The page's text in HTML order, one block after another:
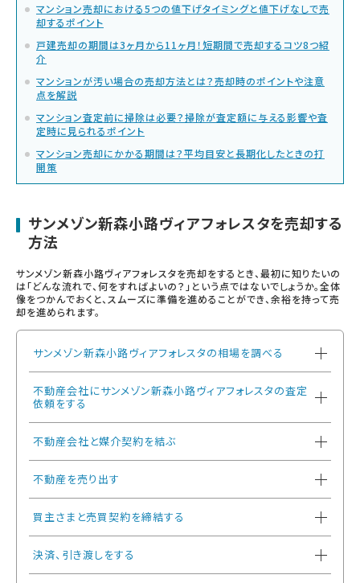
マンション売却における5つの値下げタイミングと値下げなしで売
却するポイント
戸建売却の期間は3ヶ月から11ヶ月！短期間で売却するコツ8つ紹
介
マンションが汚い場合の売却方法とは？売却時のポイントや注意
点を解説
マンション査定前に掃除は必要？掃除が査定額に与える影響や査
定時に見られるポイント
マンション売却にかかる期間は？平均目安と長期化したときの打
開策
サンメゾン新森小路ヴィアフォレスタを売却する
方法
サンメゾン新森小路ヴィアフォレスタを売却をするとき、最初に知りたいの
は「どんな流れで、何をすればよいの？」という点ではないでしょうか。全体
像をつかんでおくと、スムーズに準備を進めることができ、余裕を持って売
却を進められます。
サンメゾン新森小路ヴィアフォレスタの相場を調べる
不動産会社にサンメゾン新森小路ヴィアフォレスタの査定
依頼をする
不動産会社と媒介契約を結ぶ
不動産を売り出す
買主さまと売買契約を締結する
決済、引き渡しをする